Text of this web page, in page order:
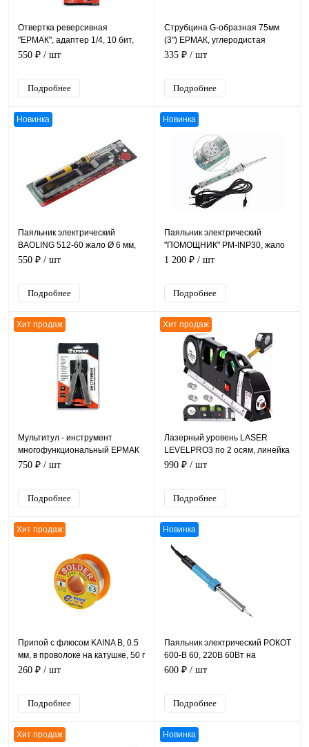
Отвертка реверсивная
"ЕРМАК", адаптер 1/4, 10 бит,
12 предметов
550 ₽ / шт
Подробнее
Струбцина G-образная 75мм
(3") ЕРМАК, углеродистая
сталь, размер 3,7х7,2х2 см
335 ₽ / шт
Подробнее
Новинка
Паяльник электрический
BAOLING 512-60 жало Ø 6 мм,
220B, 60Вт
550 ₽ / шт
Подробнее
Новинка
Паяльник электрический
"ПОМОЩНИК" PM-INP30, жало
Ø 7,4 мм, 220B, 60Вт,
1 200 ₽ / шт
Подробнее
Хит продаж
Мультитул - инструмент
многофункциональный ЕРМАК
15 функций, длина 15 см
750 ₽ / шт
Подробнее
Хит продаж
Лазерный уровень LASER
LEVELPRO3 по 2 осям, линейка
и рулетка 2,5 м
990 ₽ / шт
Подробнее
Хит продаж
Припой с флюсом KAINA B, 0.5
мм, в проволоке на катушке, 50 г
260 ₽ / шт
Подробнее
Новинка
Паяльник электрический РОКОТ
600-В 60, 220В 60Вт на
блистере
600 ₽ / шт
Подробнее
Хит продаж Новинка